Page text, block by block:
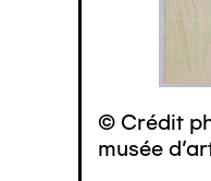
© Crédit
musée